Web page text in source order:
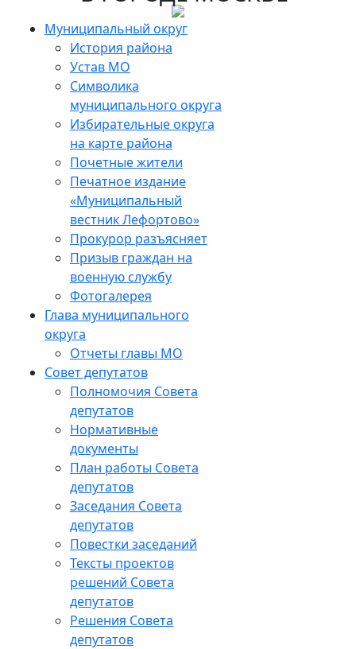
Муниципальный округ
История района
Устав МО
Символика
муниципального округа
Избирательные округа
на карте района
Почетные жители
Печатное издание
«Муниципальный
вестник Лефортово»
Прокурор разъясняет
Призыв граждан на
военную службу
Фотогалерея
Глава муниципального
округа
Отчеты главы МО
Совет депутатов
Полномочия Совета
депутатов
Нормативные
документы
План работы Совета
депутатов
Заседания Cовета
депутатов
Повестки заседаний
Тексты проектов
решений Совета
депутатов
Решения Совета
депутатов